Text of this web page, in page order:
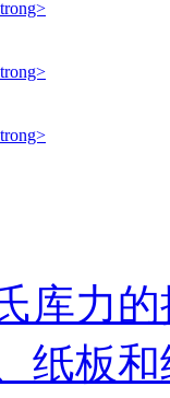
库力
纸板